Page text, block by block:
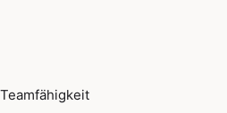
Teamfähigkeit